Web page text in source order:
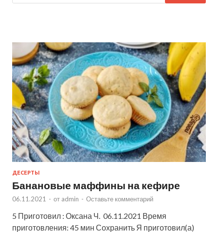
ДЕСЕРТЫ
Банановые маффины на кефире
06.11.2021 - от admin - Оставьте комментарий
5 Приготовил : Оксана Ч. 06.11.2021 Время
приготовления: 45 мин Сохранить Я приготовил(а)